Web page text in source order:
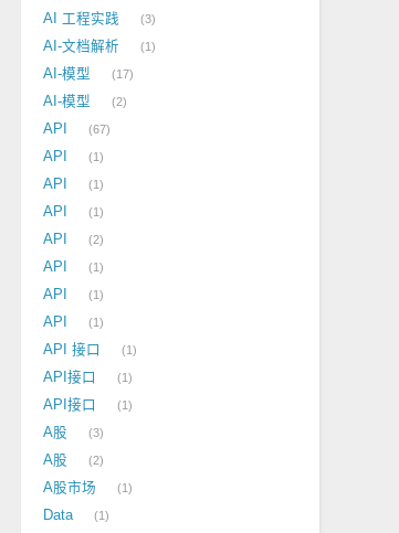
AI 工程实践 3
AI-文档解析 1
AI-模型 17
AI-模型 2
API 67
API 1
API 1
API 1
API 2
API 1
API 1
API 1
API 接口 1
API接口 1
API接口 1
A股 3
A股 2
A股市场 1
Data 1